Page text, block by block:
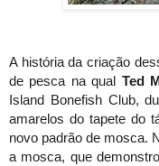
A história da criação
de pesca na qual Ted
Island Bonefish Club,
amarelos do tapete do
novo padrão de mosca.
a mosca, que